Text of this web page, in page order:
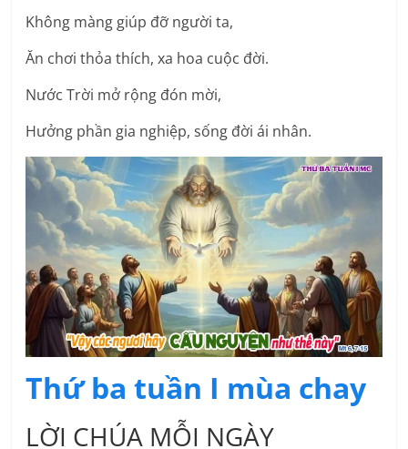
Không màng giúp đỡ người ta,
Ăn chơi thỏa thích, xa hoa cuộc đời.
Nước Trời mở rộng đón mời,
Hưởng phần gia nghiệp, sống đời ái nhân.
Thứ ba tuần I mùa chay
LỜI CHÚA MỖI NGÀY